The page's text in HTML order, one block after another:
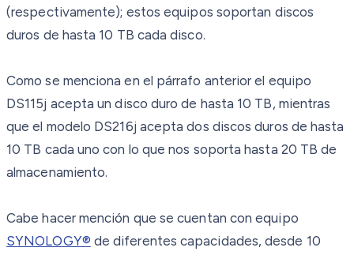
(respectivamente); estos equipos soportan discos
duros de hasta 10 TB cada disco.
Como se menciona en el párrafo anterior el equipo
DS115j acepta un disco duro de hasta 10 TB, mientras
que el modelo DS216j acepta dos discos duros de hasta
10 TB cada uno con lo que nos soporta hasta 20 TB de
almacenamiento.
Cabe hacer mención que se cuentan con equipo
SYNOLOGY® de diferentes capacidades, desde 10